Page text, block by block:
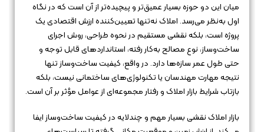
میان این دو حوزه بسیار عمیق‌تر و پیچیده‌تر از آن است که در نگاه
اول به‌نظر می‌رسد. املاک نه‌تنها تعیین‌کننده ارزش اقتصادی یک
پروژه است، بلکه نقشی مستقیم در نحوه طراحی، روش اجرای
ساخت‌وساز، نوع مصالح به‌کار رفته، استانداردهای قابل توجه و
حتی طول عمر سازه‌ها دارد. در واقع، کیفیت ساخت‌وساز تنها
نتیجه مهارت مهندسان یا تکنولوژی‌های ساختمانی نیست، بلکه
بازتاب شرایط بازار املاک و رفتار مجموعه‌ای از عوامل مؤثر بر آن است.
بازار املاک نقشی بسیار مهم و چندلایه در کیفیت ساخت‌وساز ایفا